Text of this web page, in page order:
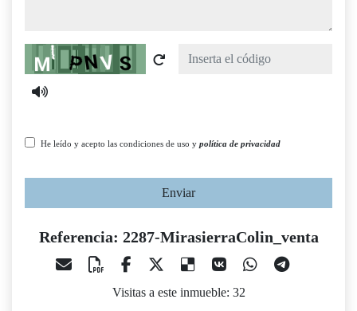
Captcha
He leído y acepto las condiciones de uso y política de privacidad
Enviar
Referencia: 2287-MirasierraColin_venta
Visitas a este inmueble: 32